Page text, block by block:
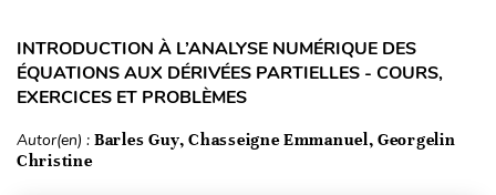
INTRODUCTION À L’ANALYSE NUMÉRIQUE DES
ÉQUATIONS AUX DÉRIVÉES PARTIELLES - COURS,
EXERCICES ET PROBLÈMES
Autor(en) : Barles Guy, Chasseigne Emmanuel, Georgelin
Christine